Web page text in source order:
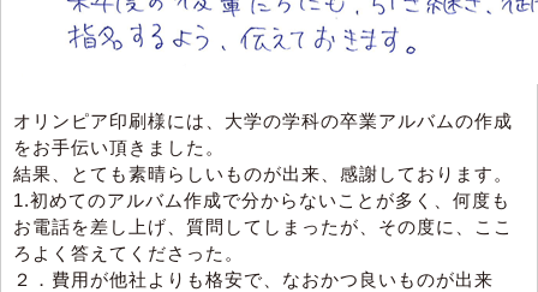
オリンピア印刷様には、大学の学科の卒業アルバムの作成
をお手伝い頂きました。
結果、とても素晴らしいものが出来、感謝しております。
1.初めてのアルバム作成で分からないことが多く、何度も
お電話を差し上げ、質問してしまったが、その度に、ここ
ろよく答えてくださった。
２．費用が他社よりも格安で、なおかつ良いものが出来